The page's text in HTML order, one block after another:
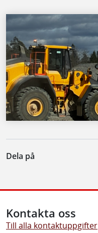
Dela på
Kontakta oss
Till alla kontaktuppgifter